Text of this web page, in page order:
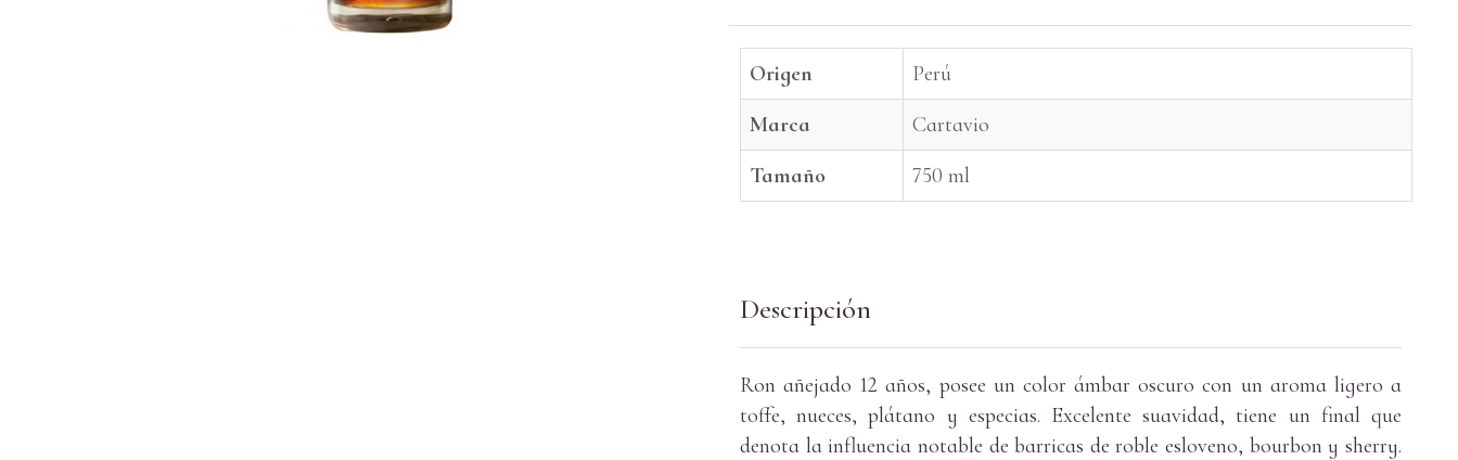
Origen
Perú
Marca
Cartavio
Tamaño
750 ml
Descripción
Ron añejado 12 años, posee un color ámbar oscuro con un aroma ligero a
toffe, nueces, plátano y especias. Excelente suavidad, tiene un final que
denota la influencia notable de barricas de roble esloveno, bourbon y sherry.